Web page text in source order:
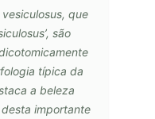
que
são
típica da
a beleza
importante